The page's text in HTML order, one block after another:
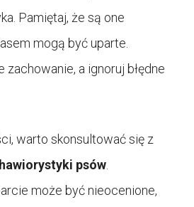
Pamiętaj, że są one
mogą być uparte.
zachowanie, a ignoruj błędne
warto skonsultować się z
psów
może być nieocenione,